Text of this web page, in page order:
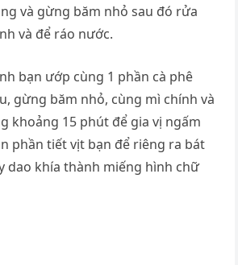
và gừng băm nhỏ sau đó rửa
và để ráo nước.
bạn ướp cùng 1 phần cà phê
gừng băm nhỏ, cùng mì chính và
khoảng 15 phút để gia vị ngấm
phần tiết vịt bạn để riêng ra bát
dao khía thành miếng hình chữ